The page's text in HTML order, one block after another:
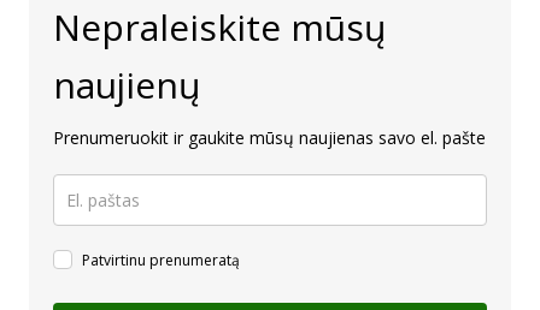
Nepraleiskite mūsų
naujienų
Prenumeruokit ir gaukite mūsų naujienas savo el. pašte
Patvirtinu prenumeratą